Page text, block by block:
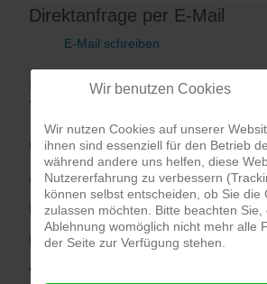
Direktanfrage per E-Mail
E-Mail schreiben
Produkte
Überblick
Arbeitsbühne
Rampen
Fassheber
Verlängerungen
Wir benutzen Cookies
Wir nutzen Cookies auf unserer
ihnen sind essenziell für den Betrieb
während andere uns helfen, diese
Nutzererfahrung zu verbessern
können selbst entscheiden, ob Sie die
zulassen möchten. Bitte beachten Sie,
Ablehnung womöglich nicht mehr alle
der Seite zur Verfügung stehen.